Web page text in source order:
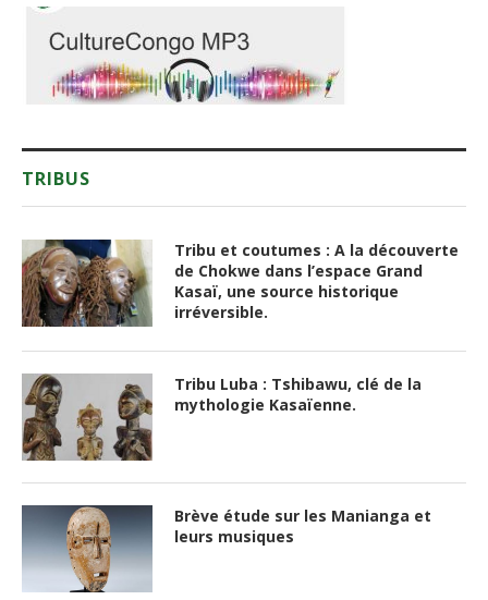
TRIBUS
Tribu et coutumes : A la découverte
de Chokwe dans l’espace Grand
Kasaï, une source historique
irréversible.
Tribu Luba : Tshibawu, clé de la
mythologie Kasaïenne.
Brève étude sur les Manianga et
leurs musiques